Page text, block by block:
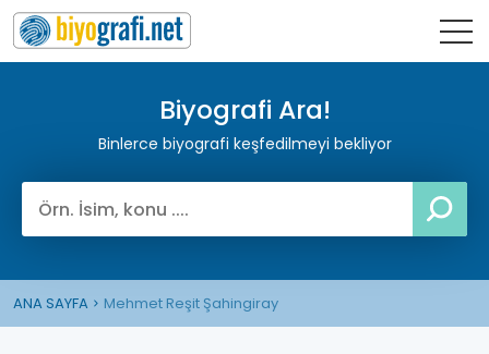
Biyografi Ara!
Binlerce biyografi keşfedilmeyi bekliyor
ANA SAYFA Mehmet Reşit Şahingiray